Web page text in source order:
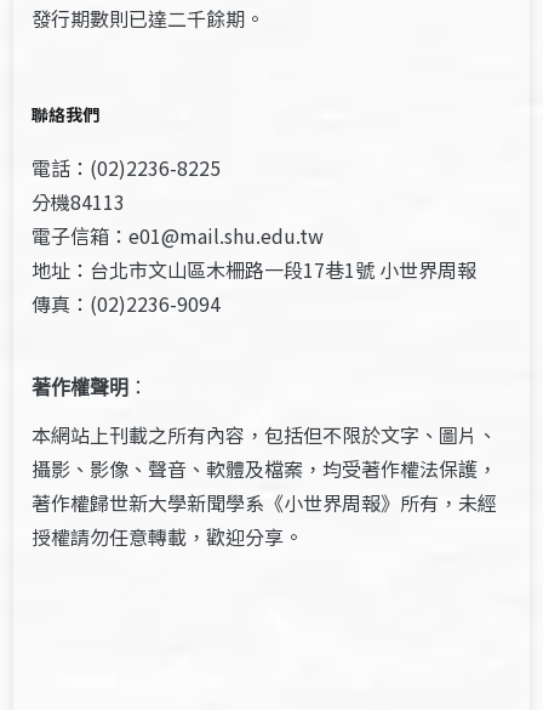
發行期數則已達二千餘期。
聯絡我們
電話：(02)2236-8225
分機84113
電子信箱：e01@mail.shu.edu.tw
地址：台北市文山區木柵路一段17巷1號 小世界周報
傳真：(02)2236-9094
著作權聲明 ：
本網站上刊載之所有內容，包括但不限於文字、圖片、
攝影、影像、聲音、軟體及檔案，均受著作權法保護，
著作權歸世新大學新聞學系《小世界周報》所有，未經
授權請勿任意轉載，歡迎分享。